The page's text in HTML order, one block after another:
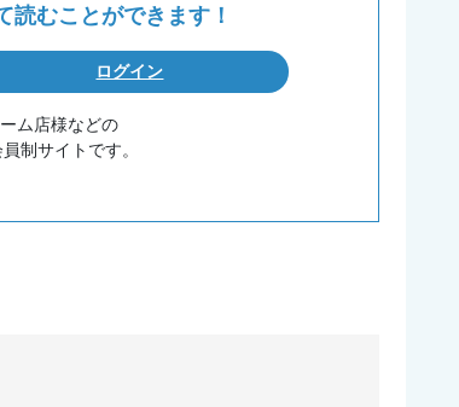
読むことができます！
ログイン
ム店様などの
制サイトです。